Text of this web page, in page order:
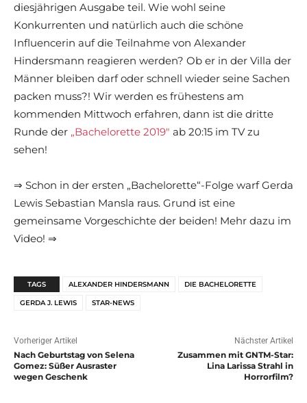
diesjährigen Ausgabe teil. Wie wohl seine
Konkurrenten und natürlich auch die schöne
Influencerin auf die Teilnahme von Alexander
Hindersmann reagieren werden? Ob er in der Villa der
Männer bleiben darf oder schnell wieder seine Sachen
packen muss?! Wir werden es frühestens am
kommenden Mittwoch erfahren, dann ist die dritte
Runde der „Bachelorette 2019″ ab 20:15 im TV zu
sehen!
⇒ Schon in der ersten „Bachelorette“-Folge warf Gerda
Lewis Sebastian Mansla raus. Grund ist eine
gemeinsame Vorgeschichte der beiden! Mehr dazu im
Video! ⇒
TAGS ALEXANDER HINDERSMANN DIE BACHELORETTE
GERDA J. LEWIS STAR-NEWS
Vorheriger Artikel
Nach Geburtstag von Selena
Gomez: Süßer Ausraster
wegen Geschenk
Nächster Artikel
Zusammen mit GNTM-Star:
Lina Larissa Strahl in
Horrorfilm?